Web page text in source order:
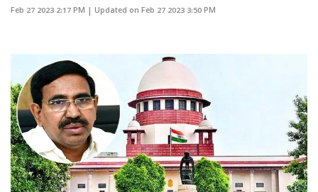
Feb 27 2023 2:17 PM | Updated on Feb 27 2023 3:50 PM